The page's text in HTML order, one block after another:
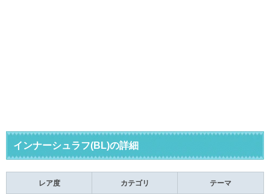
インナーシュラフ(BL)の詳細
レア度 カテゴリ テーマ